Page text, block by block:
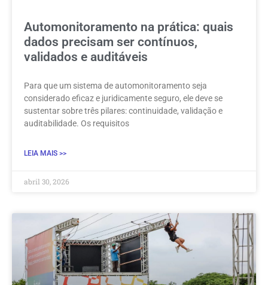
Automonitoramento na prática: quais
dados precisam ser contínuos,
validados e auditáveis
Para que um sistema de automonitoramento seja
considerado eficaz e juridicamente seguro, ele deve se
sustentar sobre três pilares: continuidade, validação e
auditabilidade. Os requisitos
LEIA MAIS >>
abril 30, 2026